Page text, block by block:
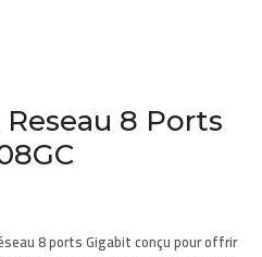
8 Ports
8 ports Gigabitconçu pour offrir